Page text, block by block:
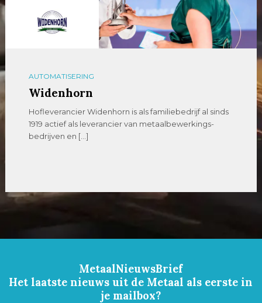
AUTOMATISERING
Widenhorn
Hofleverancier Widenhorn is als familiebedrijf al sinds
1919 actief als leverancier van metaalbewerkings-
bedrijven en […]
MetaalNieuwsBrief
Het laatste nieuws uit de Metaal als eerste in
je mailbox?